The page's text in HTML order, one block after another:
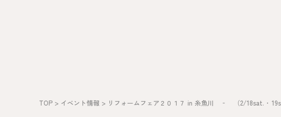
プライバシーポリシー
上越店
TOP > イベント情報 > リフォームフェア２０１７ in 糸魚川 ‐ （2/18sat. ･